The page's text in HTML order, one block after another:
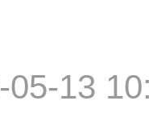
13